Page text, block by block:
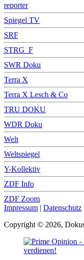
reporter
Spiegel TV
SRF
STRG_F
SWR Doku
Terra X
Terra X Lesch & Co
TRU DOKU
WDR Doku
Welt
Weltspiegel
Y-Kollektiv
ZDF Info
ZDF Zoom
Impressum | Datenschutz
Copyright © 2026,